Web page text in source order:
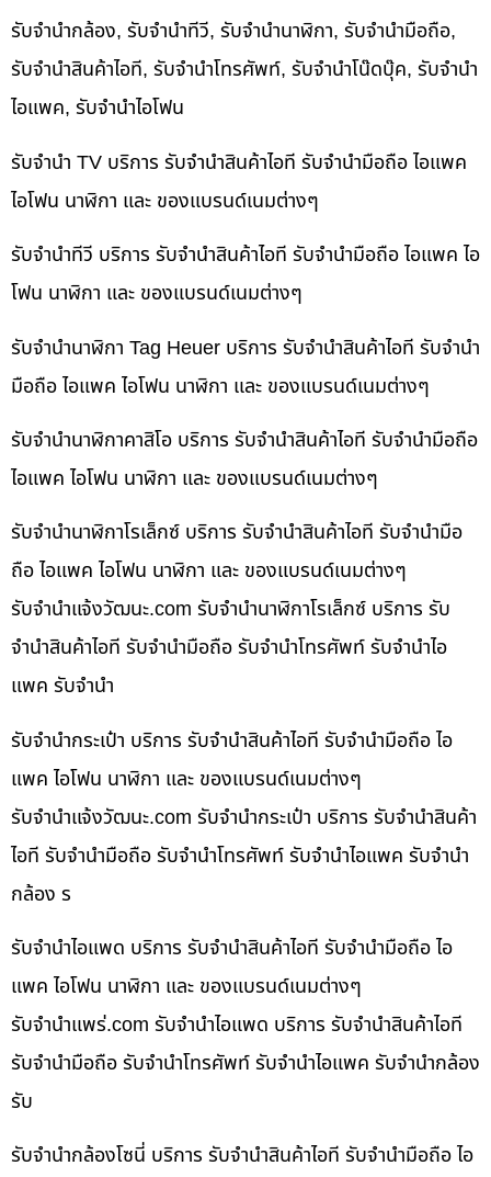
รับจำนำกล้อง, รับจำนำทีวี, รับจำนำนาฬิกา, รับจำนำมือถือ,
รับจำนำสินค้าไอที, รับจำนำโทรศัพท์, รับจำนำโน๊ดบุ๊ค, รับจำนำ
ไอแพค, รับจำนำไอโฟน
รับจำนำ TV บริการ รับจำนำสินค้าไอที รับจำนำมือถือ ไอแพค
ไอโฟน นาฬิกา และ ของแบรนด์เนมต่างๆ
รับจำนำทีวี บริการ รับจำนำสินค้าไอที รับจำนำมือถือ ไอแพค ไอ
โฟน นาฬิกา และ ของแบรนด์เนมต่างๆ
รับจำนำนาฬิกา Tag Heuer บริการ รับจำนำสินค้าไอที รับจำนำ
มือถือ ไอแพค ไอโฟน นาฬิกา และ ของแบรนด์เนมต่างๆ
รับจำนำนาฬิกาคาสิโอ บริการ รับจำนำสินค้าไอที รับจำนำมือถือ
ไอแพค ไอโฟน นาฬิกา และ ของแบรนด์เนมต่างๆ
รับจำนำนาฬิกาโรเล็กซ์ บริการ รับจำนำสินค้าไอที รับจำนำมือ
ถือ ไอแพค ไอโฟน นาฬิกา และ ของแบรนด์เนมต่างๆ
รับจํานําแจ้งวัฒนะ.com รับจำนำนาฬิกาโรเล็กซ์ บริการ รับ
จำนำสินค้าไอที รับจำนำมือถือ รับจำนำโทรศัพท์ รับจำนำไอ
แพค รับจำนำ
รับจำนำกระเป๋า บริการ รับจำนำสินค้าไอที รับจำนำมือถือ ไอ
แพค ไอโฟน นาฬิกา และ ของแบรนด์เนมต่างๆ
รับจํานําแจ้งวัฒนะ.com รับจำนำกระเป๋า บริการ รับจำนำสินค้า
ไอที รับจำนำมือถือ รับจำนำโทรศัพท์ รับจำนำไอแพค รับจำนำ
กล้อง ร
รับจำนำไอแพด บริการ รับจำนำสินค้าไอที รับจำนำมือถือ ไอ
แพค ไอโฟน นาฬิกา และ ของแบรนด์เนมต่างๆ
รับจํานําแพร่.com รับจำนำไอแพด บริการ รับจำนำสินค้าไอที
รับจำนำมือถือ รับจำนำโทรศัพท์ รับจำนำไอแพค รับจำนำกล้อง
รับ
รับจำนำกล้องโซนี่ บริการ รับจำนำสินค้าไอที รับจำนำมือถือ ไอ